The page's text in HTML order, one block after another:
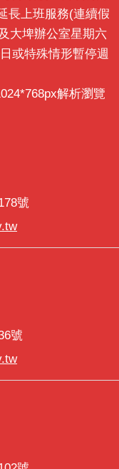
長上班服務(連續假
大埤辦公室星期六
或特殊情形暫停週
解析瀏覽
號
號